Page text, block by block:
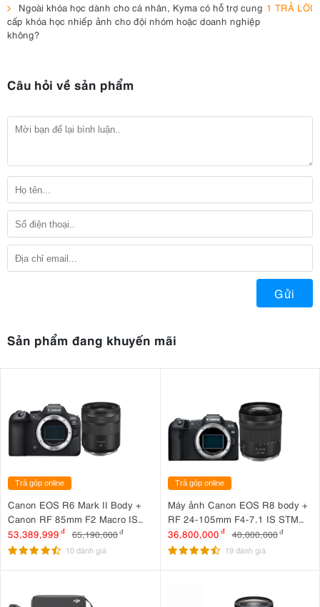
Ngoài khóa học dành cho cá nhân, Kyma có hỗ trợ cung
cấp khóa học nhiếp ảnh cho đội nhóm hoặc doanh nghiệp
không?
1 TRẢ LỜI
Câu hỏi về sản phẩm
Gửi
Sản phẩm đang khuyến mãi
Trả góp online
Canon EOS R6 Mark II Body +
Canon RF 85mm F2 Macro IS
STM
53,389,999 đ 65,190,000đ
10 đánh giá
Trả góp online
Máy ảnh Canon EOS R8 body +
RF 24-105mm F4-7.1 IS STM
Nhập khẩu
36,800,000 đ 40,000,000 đ
19 đánh giá